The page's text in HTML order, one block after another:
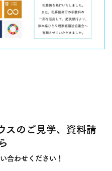
スのご見学、資料請
合わせください！